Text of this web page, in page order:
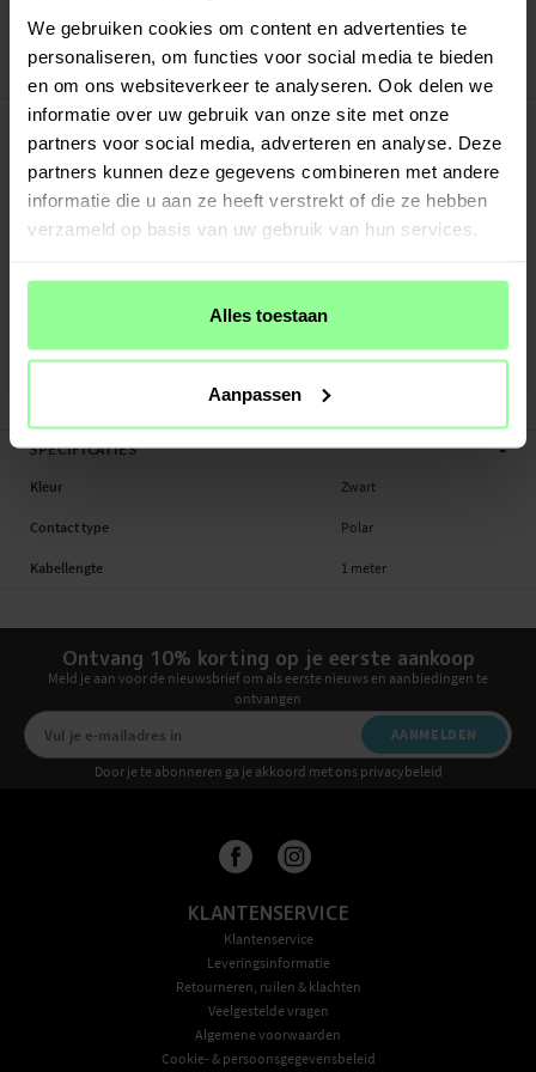
We gebruiken cookies om content en advertenties te
personaliseren, om functies voor social media te bieden
en om ons websiteverkeer te analyseren. Ook delen we
informatie over uw gebruik van onze site met onze
partners voor social media, adverteren en analyse. Deze
partners kunnen deze gegevens combineren met andere
informatie die u aan ze heeft verstrekt of die ze hebben
verzameld op basis van uw gebruik van hun services.
Alles toestaan
Aanpassen
30 dagen retourrecht
Art number
PRODUCTBESCHRIJVING
Oplaadkabel met magnetisch dockingstation voor de Polar Grit X Pro.
Ontworpen om je smartwatch snel en veilig op te laden, houdt de sterke
magneet het horloge stevig op zijn plaats voor eenvoudig en comfortabel
gebruik. De kabel is 1 meter lang en biedt je de flexibiliteit die je nodig hebt.
levensduur als een hoge veiligheid garandeert. Bovendien ondersteunt het
snelle oplading terwijl het een lage bedrijfstemperatuur handhaaft.
SPECIFICATIES -
Kleur Zwart
Contact type Polar
Kabellengte 1 meter
Ontvang 10% korting op je eerste aankoop
Meld je aan voor de nieuwsbrief om als eerste nieuws en aanbiedingen te
ontvangen
AANMELDEN
Door je te abonneren ga je akkoord met ons privacybeleid
KLANTENSERVICE
Klantenservice
Leveringsinformatie
Retourneren, ruilen & klachten
Veelgestelde vragen
Algemene voorwaarden
Cookie- & persoonsgegevensbeleid